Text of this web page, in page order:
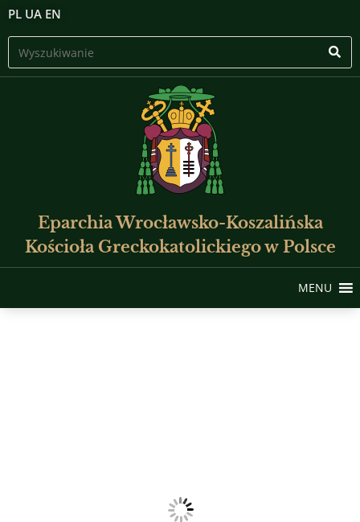
PL UA EN
Eparchia Wrocławsko-Koszalińska
Kościoła Greckokatolickiego w Polsce
MENU